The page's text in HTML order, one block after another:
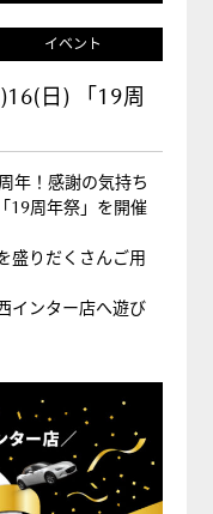
イベント
日) 「19周
年！感謝の気持ち
19周年祭」を開催
盛りだくさんご用
インター店へ遊び